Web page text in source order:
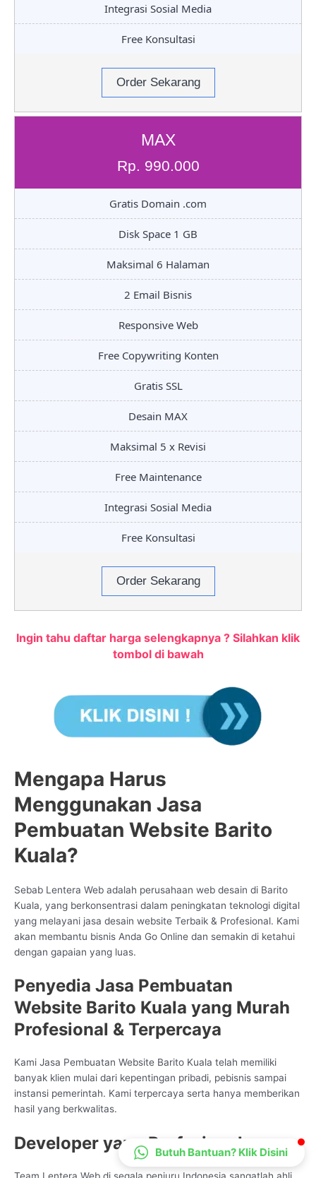
Integrasi Sosial Media
Free Konsultasi
Order Sekarang
MAX
Rp. 990.000
Gratis Domain .com
Disk Space 1 GB
Maksimal 6 Halaman
2 Email Bisnis
Responsive Web
Free Copywriting Konten
Gratis SSL
Desain MAX
Maksimal 5 x Revisi
Free Maintenance
Integrasi Sosial Media
Free Konsultasi
Order Sekarang
Ingin tahu daftar harga selengkapnya ? Silahkan klik
tombol di bawah
Mengapa Harus
Menggunakan Jasa
Pembuatan Website Barito
Kuala?
Sebab Lentera Web adalah perusahaan web desain di Barito
Kuala, yang berkonsentrasi dalam peningkatan teknologi digital
yang melayani jasa desain website Terbaik & Profesional. Kami
akan membantu bisnis Anda Go Online dan semakin di ketahui
dengan gapaian yang luas.
Penyedia Jasa Pembuatan
Website Barito Kuala yang Murah
Profesional & Terpercaya
Kami Jasa Pembuatan Website Barito Kuala telah memiliki
banyak klien mulai dari kepentingan pribadi, pebisnis sampai
instansi pemerintah. Kami terpercaya serta hanya memberikan
hasil yang berkwalitas.
Developer yang Profesional
Online
Butuh Bantuan? Klik Disini